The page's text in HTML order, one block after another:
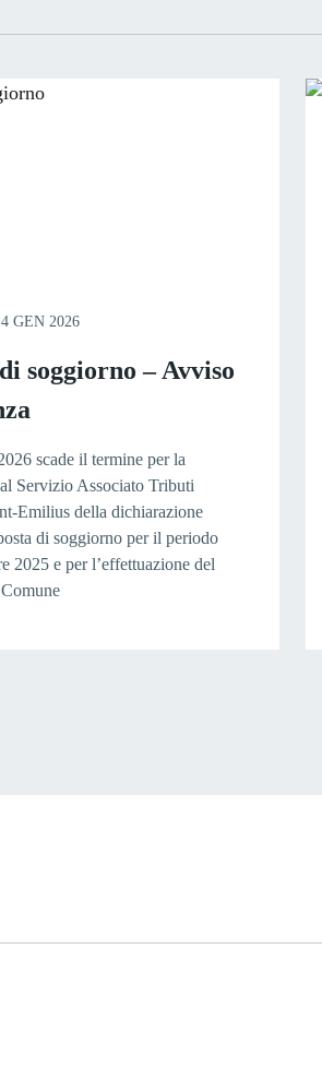
GEN 2026
soggiorno – Avviso
scade il termine per la
Servizio Associato Tributi
Emilius della dichiarazione
di soggiorno per il periodo
2025 e per l’effettuazione del